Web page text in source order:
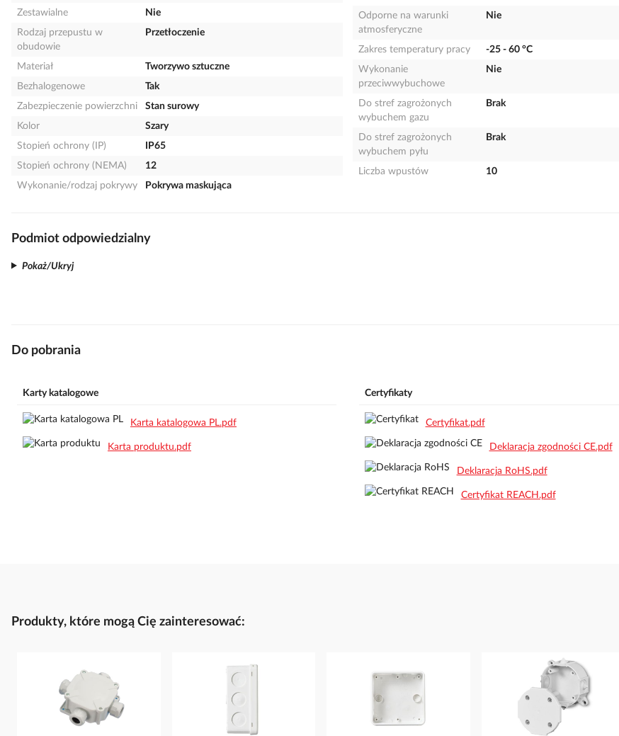
Zestawialne
Nie
Rodzaj przepustu w
obudowie
Przetłoczenie
Materiał
Tworzywo sztuczne
Bezhalogenowe
Tak
Zabezpieczenie powierzchni
Stan surowy
Kolor
Szary
Stopień ochrony (IP)
IP65
Stopień ochrony (NEMA)
12
Wykonanie/rodzaj pokrywy
Pokrywa maskująca
Odporne na warunki
atmosferyczne
Nie
Zakres temperatury pracy
-25 - 60 °C
Wykonanie
przeciwwybuchowe
Nie
Do stref zagrożonych
wybuchem gazu
Brak
Do stref zagrożonych
wybuchem pyłu
Brak
Liczba wpustów 10
Podmiot odpowiedzialny
Pokaż/Ukryj
Do pobrania
Karty katalogowe
Karta katalogowa PL.pdf
Karta produktu.pdf
Certyfikaty
Certyfikat.pdf
Deklaracja zgodności CE.pdf
Deklaracja RoHS.pdf
Certyfikat REACH.pdf
Produkty, które mogą Cię zainteresować: